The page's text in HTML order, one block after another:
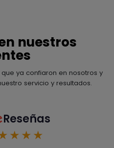
nuestros
ya confiaron en nosotros y
servicio y resultados.
Reseñas